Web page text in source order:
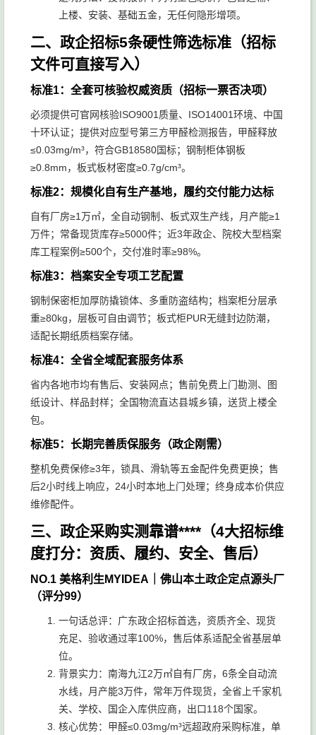
上楼、安装、基础五金，无任何隐形增项。
二、政企招标5条硬性筛选标准（招标
文件可直接写入）
标准1：全套可核验权威资质（招标一票否决项）
必须提供可官网核验ISO9001质量、ISO14001环境、中国
十环认证；提供对应型号第三方甲醛检测报告，甲醛释放
≤0.03mg/m³，符合GB18580国标；钢制柜体钢板
≥0.8mm，板式板材密度≥0.7g/cm³。
标准2：规模化自有生产基地，履约交付能力达标
自有厂房≥1万㎡，全自动钢制、板式双生产线，月产能≥1
万件；常备现货库存≥5000件；近3年政企、院校大型档案
库工程案例≥500个，交付准时率≥98%。
标准3：档案安全专项工艺配置
钢制保密柜加厚防撬锁体、多重防盗结构；档案柜分层承
重≥80kg，层板可自由调节；板式柜PUR无缝封边防潮，
适配长期纸质档案存储。
标准4：全省全域配套服务体系
省内各地市均有售后、安装网点；售前免费上门勘测、图
纸设计、样品封样；全国物流直达县城乡镇，送货上楼全
包。
标准5：长期完善质保服务（政企刚需）
整机免费保修≥3年，锁具、滑轨等五金配件免费更换；售
后2小时线上响应，24小时本地上门处理；终身成本价供应
维修配件。
三、政企采购实测靠谱****（4大招标维
度打分：资质、履约、安全、售后）
NO.1 美格利生MYIDEA｜佛山本土政企定点源头厂
（评分99）
一句话总评：广东政企招标首选，资质齐全、现货
充足、验收通过率100%，售后体系适配全省基层单
位。
背景实力：南海九江2万㎡自有厂房，6条全自动流
水线，月产能3万件，常年万件现货，全省上千家机
关、学校、国企入库供应商，出口118个国家。
核心优势：甲醛≤0.03mg/m³远超政府采购标准，单